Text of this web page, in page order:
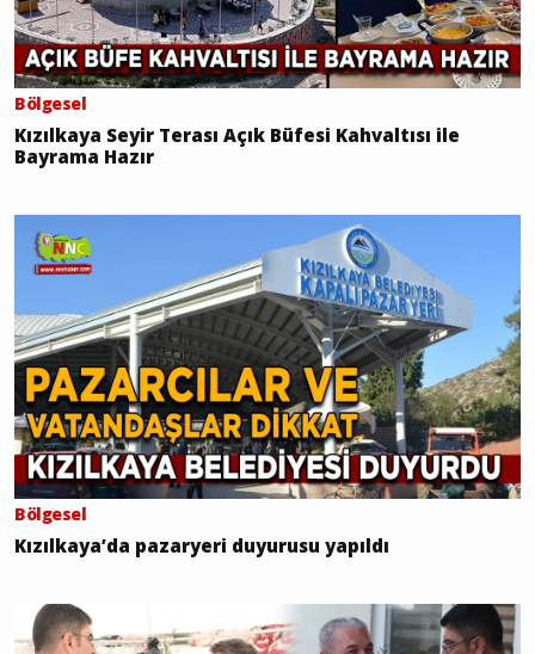
Bölgesel
Kızılkaya Seyir Terası Açık Büfesi Kahvaltısı ile
Bayrama Hazır
Bölgesel
Kızılkaya’da pazaryeri duyurusu yapıldı